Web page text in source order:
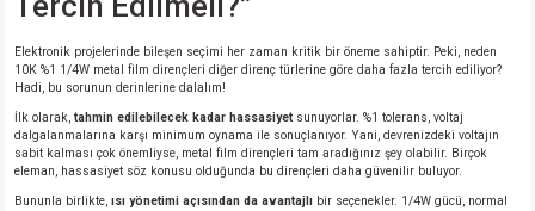
Elektronik projelerinde bileşen seçimi her zaman kritik bir öneme sahiptir. Peki, neden
10K %1 1/4W metal film dirençleri diğer direnç türlerine göre daha fazla tercih ediliyor?
Hadi, bu sorunun derinlerine dalalım!
İlk olarak, tahmin edilebilecek kadar hassasiyet sunuyorlar. %1 tolerans, voltaj
dalgalanmalarına karşı minimum oynama ile sonuçlanıyor. Yani, devrenizdeki voltajın
sabit kalması çok önemliyse, metal film dirençleri tam aradığınız şey olabilir. Birçok
eleman, hassasiyet söz konusu olduğunda bu dirençleri daha güvenilir buluyor.
Bununla birlikte, ısı yönetimi açısından da avantajlı bir seçenekler. 1/4W gücü, normal